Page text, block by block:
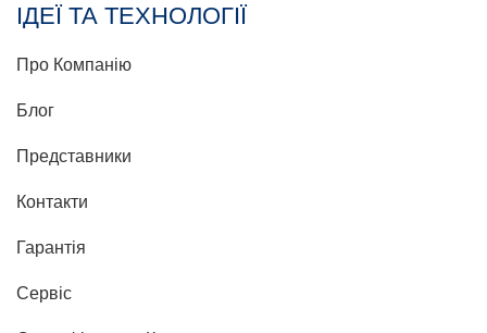
ІДЕЇ ТА ТЕХНОЛОГІЇ
Про Компанію
Блог
Представники
Контакти
Гарантія
Сервіс